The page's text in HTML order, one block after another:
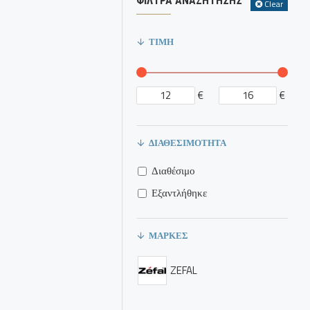
Clear
ΤΙΜΉ
€ €
ΜΆΡΚΕΣ
ZEFAL
ΔΙΑΘΕΣΙΜΌΤΗΤΑ
Διαθέσιμο
Εξαντλήθηκε